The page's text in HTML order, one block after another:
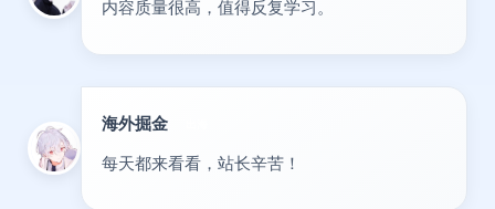
内容质量很高，值得反复学习。
海外掘金
每天都来看看，站长辛苦！